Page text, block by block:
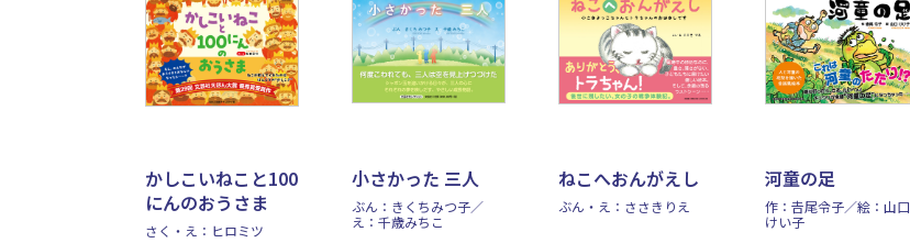
かしこいねこと100
にんのおうさま
さく・え：ヒロミツ
小さかった 三人
ぶん：きくちみつ子／
え：千歳みちこ
ねこへおんがえし
ぶん・え：ささきりえ
河童の足
作：𠮷尾令子／絵：山口
けい子